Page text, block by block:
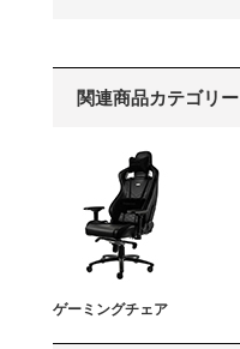
関連商品カテゴリー
ゲーミングチェア